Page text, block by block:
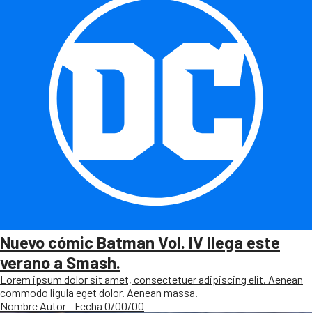
Nuevo cómic Batman Vol. IV llega este
verano a Smash.
Lorem ipsum dolor sit amet, consectetuer adipiscing elit. Aenean
commodo ligula eget dolor. Aenean massa.
Nombre Autor - Fecha 0/00/00